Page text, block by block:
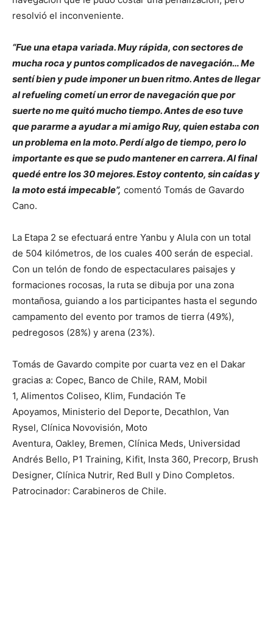
resolvió el inconveniente.
“Fue una etapa variada. Muy rápida, con sectores de
mucha roca y puntos complicados de navegación… Me
sentí bien y pude imponer un buen ritmo. Antes de llegar
al refueling cometí un error de navegación que por
suerte no me quitó mucho tiempo. Antes de eso tuve
que pararme a ayudar a mi amigo Ruy, quien estaba con
un problema en la moto. Perdí algo de tiempo, pero lo
importante es que se pudo mantener en carrera. Al final
quedé entre los 30 mejores. Estoy contento, sin caídas y
la moto está impecable”, comentó Tomás de Gavardo
Cano.
La Etapa 2 se efectuará entre Yanbu y Alula con un total
de 504 kilómetros, de los cuales 400 serán de especial.
Con un telón de fondo de espectaculares paisajes y
formaciones rocosas, la ruta se dibuja por una zona
montañosa, guiando a los participantes hasta el segundo
campamento del evento por tramos de tierra (49%),
pedregosos (28%) y arena (23%).
Tomás de Gavardo compite por cuarta vez en el Dakar
gracias a: Copec, ⁠Banco de Chile, ⁠RAM, ⁠Mobil
1, ⁠Alimentos Coliseo, ⁠Klim, ⁠Fundación Te
Apoyamos, ⁠Ministerio del Deporte, ⁠Decathlon, ⁠Van
Rysel, ⁠Clínica Novovisión, Moto
Aventura, ⁠Oakley, ⁠Bremen, ⁠Clínica Meds, ⁠Universidad
Andrés Bello, P1 Training, ⁠Kifit, ⁠Insta 360, ⁠Precorp, ⁠Brush
Designer, ⁠Clínica Nutrir, Red Bull y ⁠Dino Completos.
Patrocinador: Carabineros de Chile.